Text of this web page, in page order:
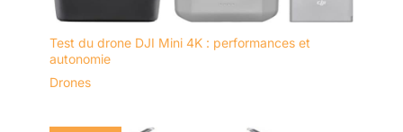
Test du drone DJI Mini 4K : performances et
autonomie
Drones